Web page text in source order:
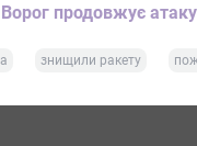
продовжує
знищили ракету